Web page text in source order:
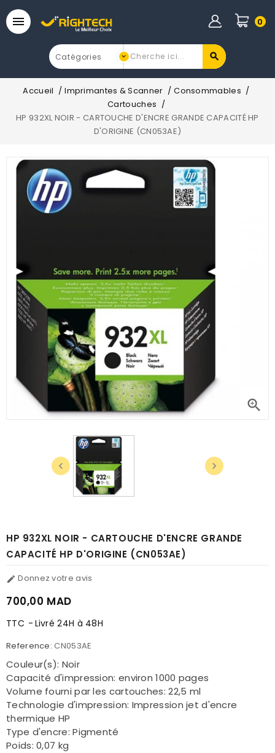
 0
Accueil Imprimantes & Scanner
Consommables
Cartouches
HP 932XL NOIR - CARTOUCHE D'ENCRE GRANDE CAPACITÉ HP
D'ORIGINE (CN053AE)

 
HP 932XL NOIR - CARTOUCHE D'ENCRE GRANDE
CAPACITÉ HP D'ORIGINE (CN053AE)
 Donnez votre avis
700,00 MAD
TTC Livré 24H à 48H
Reference: CN053AE
Couleur(s): Noir
Capacité d'impression: environ 1000 pages
Volume fourni par les cartouches: 22,5 ml
Technologie d'impression: Impression jet d'encre
thermique HP
Type d'encre: Pigmenté
Poids: 0,07 kg